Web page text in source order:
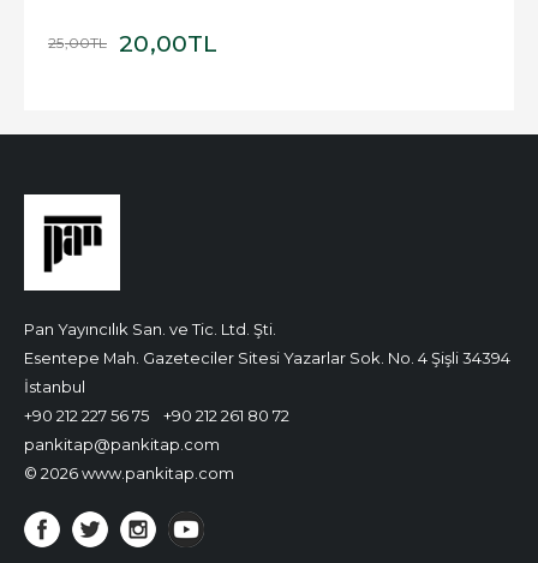
25,00TL 20,00TL
Pan Yayıncılık San. ve Tic. Ltd. Şti.
Esentepe Mah. Gazeteciler Sitesi Yazarlar Sok. No. 4 Şişli 34394
İstanbul
+90 212 227 56 75
+90 212 261 80 72
pankitap@pankitap.com
© 2026 www.pankitap.com